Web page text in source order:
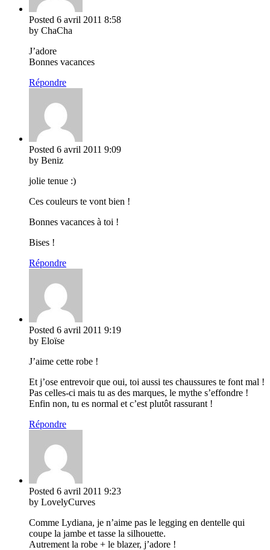
Posted 6 avril 2011 8:58
by ChaCha
J’adore
Bonnes vacances
Répondre
Posted 6 avril 2011 9:09
by Beniz
jolie tenue :)
Ces couleurs te vont bien !
Bonnes vacances à toi !
Bises !
Répondre
Posted 6 avril 2011 9:19
by Eloïse
J’aime cette robe !
Et j’ose entrevoir que oui, toi aussi tes chaussures te font mal !
Pas celles-ci mais tu as des marques, le mythe s’effondre !
Enfin non, tu es normal et c’est plutôt rassurant !
Répondre
Posted 6 avril 2011 9:23
by LovelyCurves
Comme Lydiana, je n’aime pas le legging en dentelle qui
coupe la jambe et tasse la silhouette.
Autrement la robe + le blazer, j’adore !